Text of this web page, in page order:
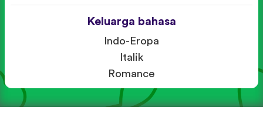
Keluarga bahasa
Indo-Eropa
Italik
Romance